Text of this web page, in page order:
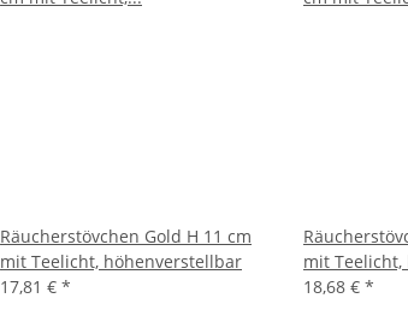
Räucherstövchen Gold H 11 cm
mit Teelicht, höhenverstellbar
17,81 € *
mit
18,68 € *